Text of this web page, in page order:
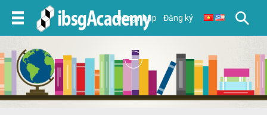
Đăng nhập Đăng ký